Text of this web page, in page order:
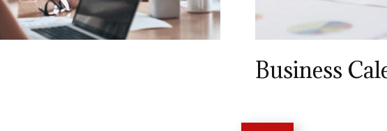
Business